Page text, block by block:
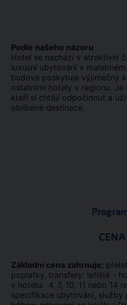
Podle našeho názoru
Hotel se nachází v atraktivní
luxusní ubytování v
budova poskytuje výjimečný
ostatními hotely v regionu.
kteří si chtějí odpočinout a
oblíbené destinace.
CENA
Základní cena zahrnuje:
poplatky, transfery: letiště -
v hotelu: 4, 7, 10, 11 nebo 14
specifikace ubytování, služby